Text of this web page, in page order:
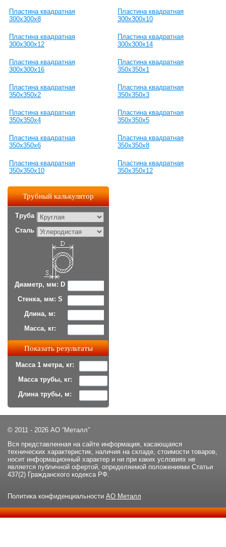
Пластина квадратная
300х300х8
Пластина квадратная
300х300х10
Пластина квадратная
300х300х12
Пластина квадратная
300х300х14
Пластина квадратная
300х300х16
Пластина квадратная
350х350х1
Пластина квадратная
350х350х2
Пластина квадратная
350х350х3
Пластина квадратная
350х350х4
Пластина квадратная
350х350х5
Пластина квадратная
350х350х6
Пластина квадратная
350х350х8
Пластина квадратная
350х350х10
Пластина квадратная
350х350х12
Трубный калькулятор
Труба
Сталь
Диаметр, мм: D
Стенка, мм: S
Длина, м:
Масса, кг:
Масса 1 метра, кг:
Масса трубы, кг:
Длина трубы, м:
© 2011 - 2026 АО “Металл”
Вся представленная на сайте информация, касающаяся
технических характеристик, наличия на складе, стоимости товаров,
носит информационный характер и ни при каких условиях не
является публичной офертой, определяемой положениями Статьи
437(2) Гражданского кодекса РФ.
Политика конфиденциальности АО Металл